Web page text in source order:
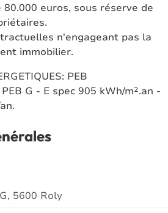
euros, sous réserve de
n'engageant pas la
immobilier.
PEB
G - E spec 905 kWh/m².an -
5600 Roly